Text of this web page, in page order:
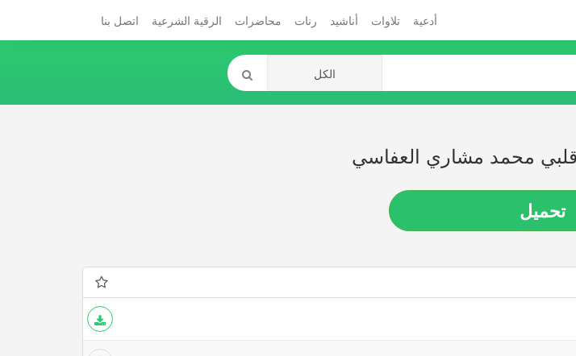
أدعية تلاوات أناشيد رنات محاضرات الرقية الشرعية اتصل بنا
محمد مشاري العفاسي
تحميل